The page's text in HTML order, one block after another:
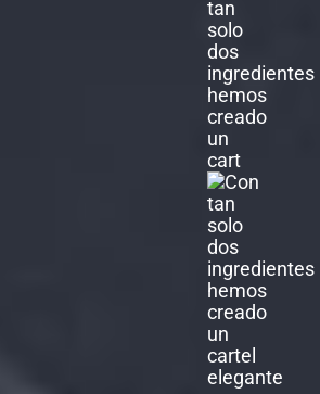
tan
solo
dos
ingredientes
hemos
creado
un
cart